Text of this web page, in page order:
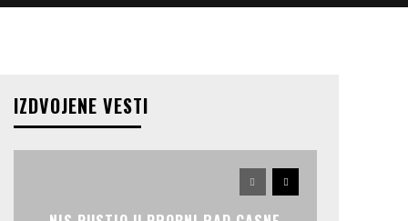
IZDVOJENE VESTI